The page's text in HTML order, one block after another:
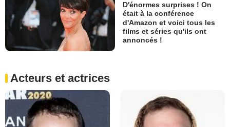
D'énormes surprises ! On
était à la conférence
d'Amazon et voici tous les
films et séries qu'ils ont
annoncés !
Acteurs et actrices